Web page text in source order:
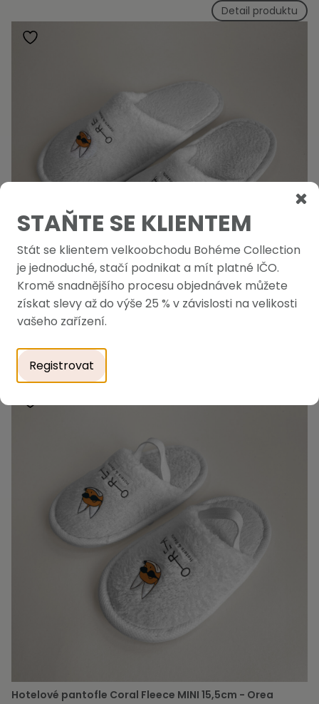
Detail produktu
Na objednávku
Hotelové pantofle Coral Fleece MINI 15,5cm - Orea
STAŇTE SE KLIENTEM
Stát se klientem velkoobchodu Bohéme Collection
je jednoduché, stačí podnikat a mít platné IČO.
Kromě snadnějšího procesu objednávek můžete
získat slevy až do výše 25 % v závislosti na velikosti
vašeho zařízení.
Registrovat